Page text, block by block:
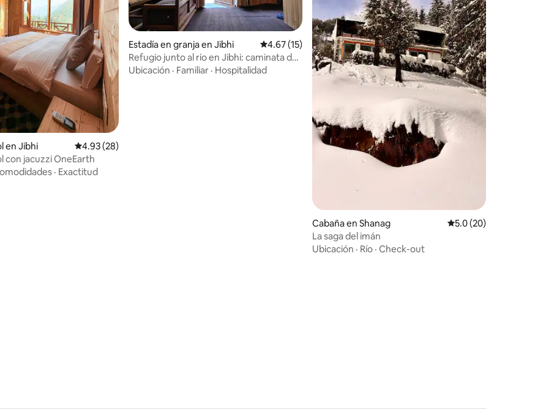
5, 26 reseñas
en Jibhi Calificación promedio: 4.93 de 5, 28 reseñas
4.93 (28)
con jacuzzi OneEarth
· Exactitud
Estadía en granja en Jibhi Calificación promedio: 4.67 de 5, 15 reseñas
4.67 (15)
Refugio junto al río en Jibhi: caminata de
300 metros
Ubicación · Familiar · Hospitalidad
Cabaña en Shanag Calificación
5.0 (20)
La saga del imán
Ubicación · Río · Check-out